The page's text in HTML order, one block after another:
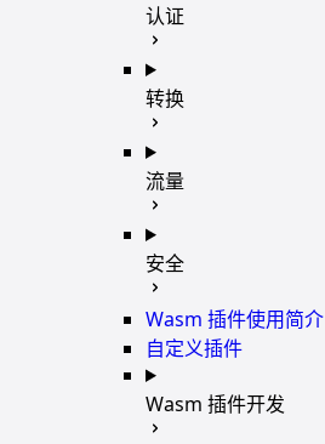
认证
转换
流量
安全
Wasm 插件使用简介
自定义插件
Wasm 插件开发